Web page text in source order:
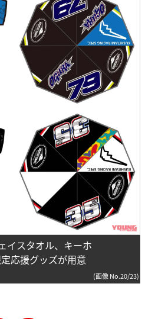
イスタオル、キーホ
応援グッズが用意
(画像 No.20/23)